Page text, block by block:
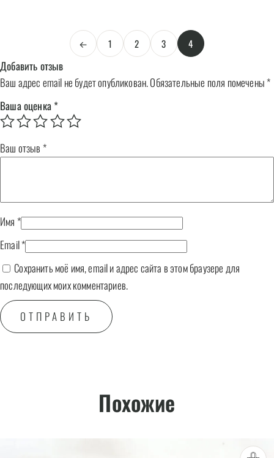
← 1 2 3 4
Добавить отзыв
Ваш адрес email не будет опубликован.Обязательные поля помечены*
Ваша оценка *
Ваш отзыв *
Имя *
Email*
Сохранить моё имя, email и адрес сайта в этом браузере для
последующих моих комментариев.
Похожие